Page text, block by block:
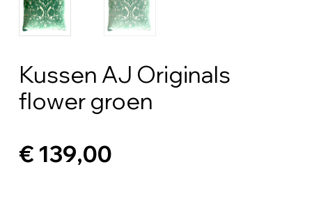
Kussen AJ Originals
flower groen
€ 139,00